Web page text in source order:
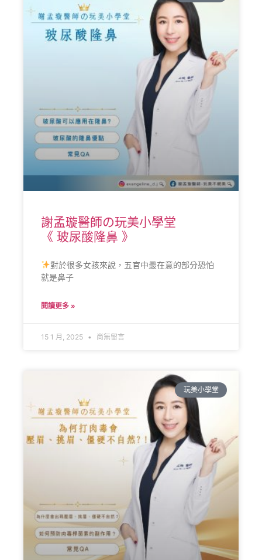
謝孟璇醫師の玩美小學堂
《 玻尿酸隆鼻 》
對於很多女孩來說，五官中最在意的部分恐怕
就是鼻子
閱讀更多 »
15 1 月, 2025 尚無留言
玩美小學堂